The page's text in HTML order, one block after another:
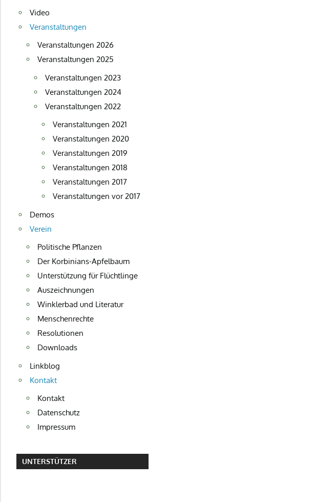
Video
Veranstaltungen
Veranstaltungen 2026
Veranstaltungen 2025
Veranstaltungen 2023
Veranstaltungen 2024
Veranstaltungen 2022
Veranstaltungen 2021
Veranstaltungen 2020
Veranstaltungen 2019
Veranstaltungen 2018
Veranstaltungen 2017
Veranstaltungen vor 2017
Demos
Verein
Politische Pflanzen
Der Korbinians-Apfelbaum
Unterstützung für Flüchtlinge
Auszeichnungen
Winklerbad und Literatur
Menschenrechte
Resolutionen
Downloads
Linkblog
Kontakt
Kontakt
Datenschutz
Impressum
UNTERSTÜTZER